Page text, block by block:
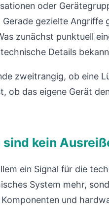
oder
gezielte Angriffe
zunächst punktuell
Details
zweitrangig, ob eine
ob das eigene Gerät
kein
ein Signal für die
System mehr,
und